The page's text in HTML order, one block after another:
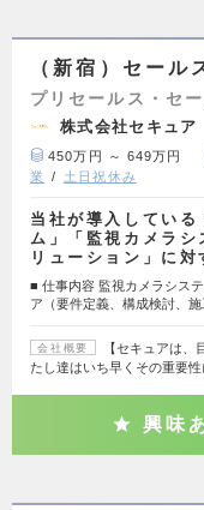
（新宿）セール
プリセールス・セ
株式会社セキュア
450万円 ～ 649万円
業
土日祝休み
当社が導入している
ム」「監視カメラシ
リューション」に
■ 仕事内容 監視カメラシス
ア（要件定義、構成検討、
会社概要
【セキュアは
たし達はいち早くその重要
興味